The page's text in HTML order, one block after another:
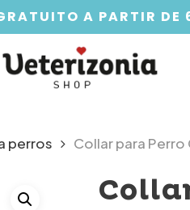
A PARTIR DE
perros Collar para